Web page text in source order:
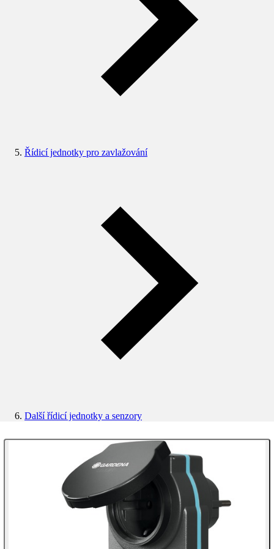
Řídicí jednotky pro zavlažování
Další řídicí jednotky a senzory